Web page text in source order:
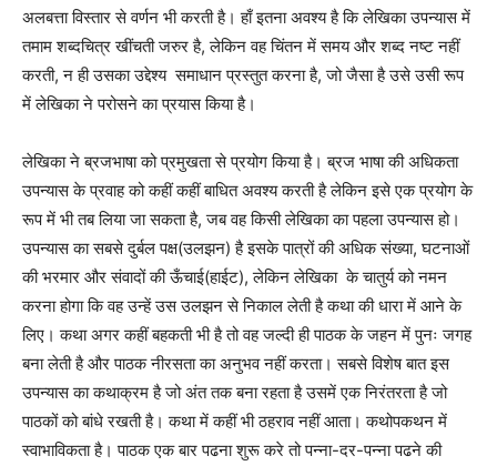
अलबत्ता विस्तार से वर्णन भी करती है। हाँ इतना अवश्य है कि लेखिका उपन्यास में
तमाम शब्दचित्र खींचती जरुर है, लेकिन वह चिंतन में समय और शब्द नष्ट नहीं
करती, न ही उसका उद्देश्य समाधान प्रस्तुत करना है, जो जैसा है उसे उसी रूप
में लेखिका ने परोसने का प्रयास किया है।
लेखिका ने ब्रजभाषा को प्रमुखता से प्रयोग किया है। ब्रज भाषा की अधिकता
उपन्यास के प्रवाह को कहीं कहीं बाधित अवश्य करती है लेकिन इसे एक प्रयोग के
रूप में भी तब लिया जा सकता है, जब वह किसी लेखिका का पहला उपन्यास हो।
उपन्यास का सबसे दुर्बल पक्ष(उलझन) है इसके पात्रों की अधिक संख्या, घटनाओं
की भरमार और संवादों की ऊँचाई(हाईट), लेकिन लेखिका के चातुर्य को नमन
करना होगा कि वह उन्हें उस उलझन से निकाल लेती है कथा की धारा में आने के
लिए। कथा अगर कहीं बहकती भी है तो वह जल्दी ही पाठक के जहन में पुनः जगह
बना लेती है और पाठक नीरसता का अनुभव नहीं करता। सबसे विशेष बात इस
उपन्यास का कथाक्रम है जो अंत तक बना रहता है उसमें एक निरंतरता है जो
पाठकों को बांधे रखती है। कथा में कहीं भी ठहराव नहीं आता। कथोपकथन में
स्वाभाविकता है। पाठक एक बार पढना शुरू करे तो पन्ना-दर-पन्ना पढने की